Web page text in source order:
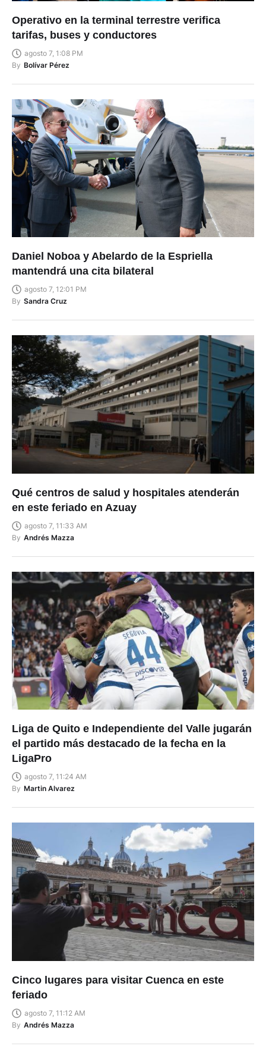
Operativo en la terminal terrestre verifica
tarifas, buses y conductores
agosto 7, 1:08 PM
By Bolívar Pérez
Daniel Noboa y Abelardo de la Espriella
mantendrá una cita bilateral
agosto 7, 12:01 PM
By Sandra Cruz
Qué centros de salud y hospitales atenderán
en este feriado en Azuay
agosto 7, 11:33 AM
By Andrés Mazza
Liga de Quito e Independiente del Valle jugarán
el partido más destacado de la fecha en la
LigaPro
agosto 7, 11:24 AM
By Martin Alvarez
Cinco lugares para visitar Cuenca en este
feriado
agosto 7, 11:12 AM
By Andrés Mazza